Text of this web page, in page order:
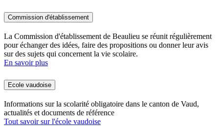
Commission d'établissement
La Commission d'établissement de Beaulieu se réunit régulièrement
pour échanger des idées, faire des propositions ou donner leur avis
sur des sujets qui concernent la vie scolaire.
En savoir plus
Ecole vaudoise
Informations sur la scolarité obligatoire dans le canton de Vaud,
actualités et documents de référence
Tout savoir sur l'école vaudoise